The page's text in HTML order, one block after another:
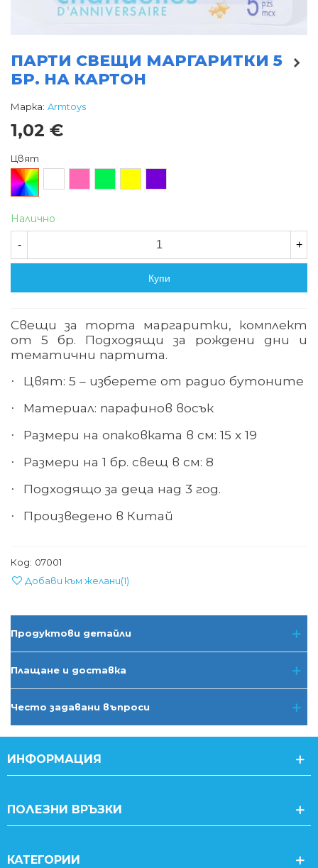
ПАРТИ СВЕЩИ МАРГАРИТКИ 5
БР. НА КАРТОН
Марка: Armtoys
1,02 €
Цвят
Произволен/
микс
Налично
- +
Купи
Свещи за торта маргаритки, комплект
от 5 бр. Подходящи за рождени дни и
тематични партита.
· Цвят: 5 – изберете от радио бутоните
· Материал: парафинов восък
· Размери на опаковката в см: 15 х 19
· Размери на 1 бр. свещ в см: 8
· Подходящо за деца над 3 год.
· Произведено в Китай
Код: 07001
Добави към желани(1)
Продуктови детайли
Плащане и доставка
Често задавани въпроси
ИНФОРМАЦИЯ
ПОЛЕЗНИ ВРЪЗКИ
КАТЕГОРИИ